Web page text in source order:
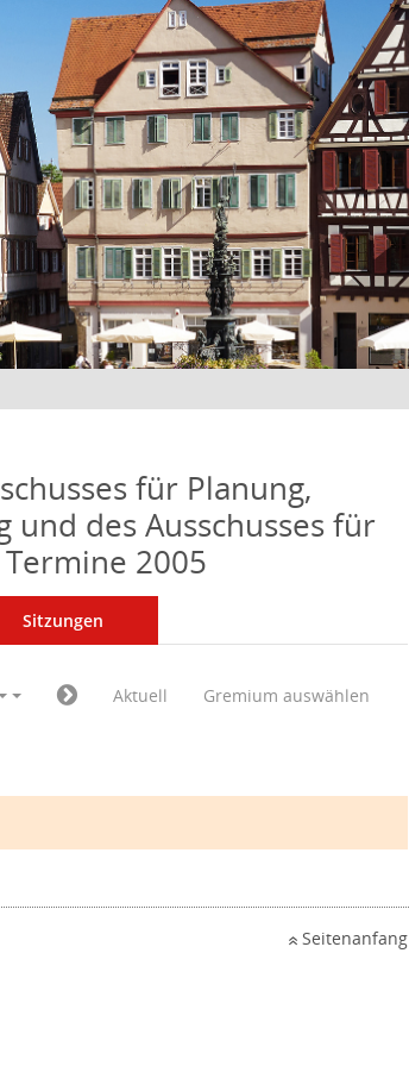
für Planung,
des Ausschusses für
2005
Sitzungen
Aktuell Gremium auswählen
Seitenanfang